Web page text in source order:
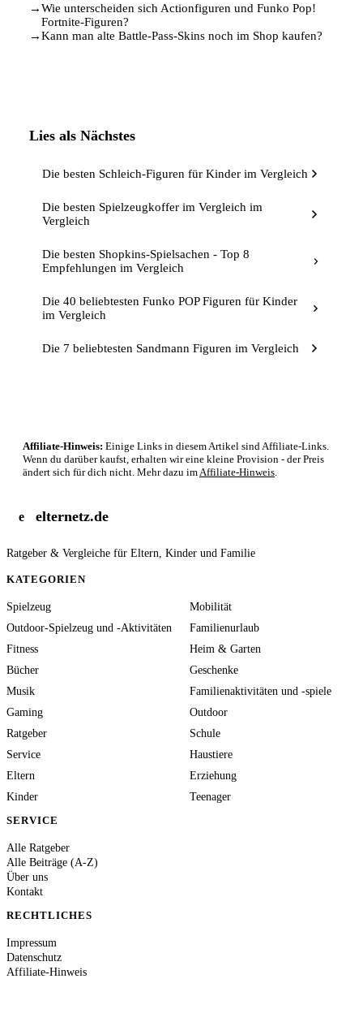
→Wie unterscheiden sich Actionfiguren und Funko Pop!
Fortnite-Figuren?
→Kann man alte Battle-Pass-Skins noch im Shop kaufen?
Lies als Nächstes
Die besten Schleich-Figuren für Kinder im Vergleich
Die besten Spielzeugkoffer im Vergleich im
Vergleich
Die besten Shopkins-Spielsachen - Top 8
Empfehlungen im Vergleich
Die 40 beliebtesten Funko POP Figuren für Kinder
im Vergleich
Die 7 beliebtesten Sandmann Figuren im Vergleich
Affiliate-Hinweis: Einige Links in diesem Artikel sind Affiliate-Links.
Wenn du darüber kaufst, erhalten wir eine kleine Provision - der Preis
ändert sich für dich nicht. Mehr dazu im Affiliate-Hinweis
e elternetz.de
Ratgeber & Vergleiche für Eltern, Kinder und Familie
KATEGORIEN
Spielzeug
Mobilität
Outdoor-Spielzeug und -Aktivitäten
Familienurlaub
Fitness
Heim & Garten
Bücher
Geschenke
Musik
Familienaktivitäten und -spiele
Gaming
Outdoor
Ratgeber
Schule
Service
Haustiere
Eltern
Erziehung
Kinder
Teenager
SERVICE
Alle Ratgeber
Alle Beiträge (A-Z)
Über uns
Kontakt
RECHTLICHES
Impressum
Datenschutz
Affiliate-Hinweis